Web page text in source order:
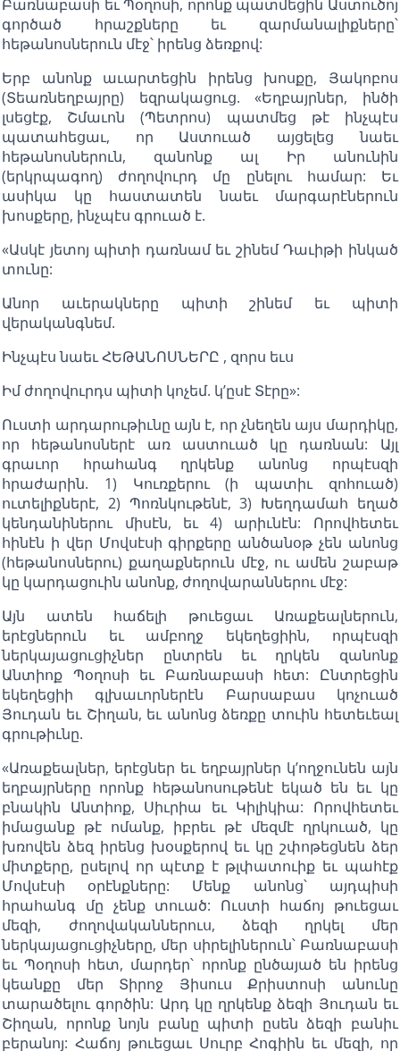
Բառնաբասի եւ Պօղոսի, որոնք պատմեցին Աստուծոյ
գործած հրաշքները եւ զարմանալիքները՝
հեթանոսներուն մէջ՝ իրենց ձեռքով:
Երբ անոնք աւարտեցին իրենց խոսքը, Յակոբոս
(Տեառնեղբայրը) եզրակացուց. «Եղբայրներ, ինծի
լսեցէք, Շմաւոն (Պետրոս) պատմեց թէ ինչպէս
պատահեցաւ, որ Աստուած այցելեց նաեւ
հեթանոսներուն, զանոնք ալ Իր անունին
(երկրպագող) ժողովուրդ մը ընելու համար: Եւ
ասիկա կը հաստատեն նաեւ մարգարէներուն
խոսքերը, ինչպէս գրուած է.
«Ասկէ յետոյ պիտի դառնամ եւ շինեմ Դաւիթի ինկած
տունը:
Անոր աւերակները պիտի շինեմ եւ պիտի
վերականգնեմ.
Ինչպէս նաեւ ՀԵԹԱՆՈՍՆԵՐԸ , զորս եւս
Իմ ժողովուրդս պիտի կոչեմ. կ’ըսէ Տէրը»:
Ուստի արդարութիւնը այն է, որ չնեղեն այս մարդիկը,
որ հեթանոսներէ առ աստուած կը դառնան: Այլ
գրաւոր հրահանգ ղրկենք անոնց որպէսզի
հրաժարին. 1) Կուռքերու (ի պատիւ զոհուած)
ուտելիքներէ, 2) Պոռնկութենէ, 3) Խեղդամահ եղած
կենդանիներու միսէն, եւ 4) արիւնէն: Որովհետեւ
հինէն ի վեր Մովսէսի գիրքերը անծանօթ չեն անոնց
(հեթանոսներու) քաղաքներուն մէջ, ու ամեն շաբաթ
կը կարդացուին անոնք, ժողովարաններու մէջ:
Այն ատեն հաճելի թուեցաւ Առաքեալներուն,
երէցներուն եւ ամբողջ եկեղեցիին, որպէսզի
ներկայացուցիչներ ընտրեն եւ ղրկեն զանոնք
Անտիոք Պօղոսի եւ Բառնաբասի հետ: Ընտրեցին
եկեղեցիի գլխաւորներէն Բարսաբաս կոչուած
Յուդան եւ Շիղան, եւ անոնց ձեռքը տուին հետեւեալ
գրութիւնը.
«Առաքեալներ, երէցներ եւ եղբայրներ կ’ողջունեն այն
եղբայրները որոնք հեթանոսութենէ եկած են եւ կը
բնակին Անտիոք, Սիւրիա եւ Կիլիկիա: Որովհետեւ
իմացանք թէ ոմանք, իբրեւ թէ մեզմէ ղրկուած, կը
խռովեն ձեզ իրենց խօսքերով եւ կը շփոթեցնեն ձեր
միտքերը, ըսելով որ պէտք է թլփատուիք եւ պահէք
Մովսէսի օրէնքները: Մենք անոնց՝ այդպիսի
հրահանգ մը չենք տուած: Ուստի հաճոյ թուեցաւ
մեզի, ժողովականներուս, ձեզի ղրկել մեր
ներկայացուցիչները, մեր սիրելիներուն՝ Բառնաբասի
եւ Պօղոսի հետ, մարդեր՝ որոնք ընծայած են իրենց
կեանքը մեր Տիրոջ Յիսուս Քրիստոսի անունը
տարածելու գործին: Արդ կը ղրկենք ձեզի Յուդան եւ
Շիղան, որոնք նոյն բանը պիտի ըսեն ձեզի բանիւ
բերանոյ: Հաճոյ թուեցաւ Սուրբ Հոգիին եւ մեզի, որ